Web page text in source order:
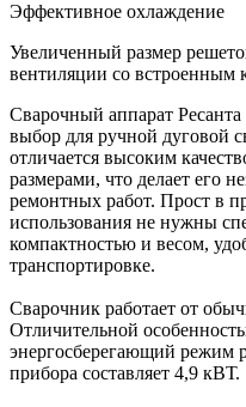
Эффективное охлаждение
Увеличенный размер
вентиляции со встроенным
Сварочный аппарат
выбор для ручной дуговой
отличается высоким
размерами, что делает его
ремонтных работ. Прост в
использования не нужны
компактностью и весом,
транспортировке.
Сварочник работает от
Отличительной
энергосберегающий режим
прибора составляет 4,9 кВТ.